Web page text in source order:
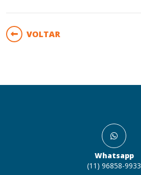
VOLTAR
Whatsapp
(11) 96858-9933